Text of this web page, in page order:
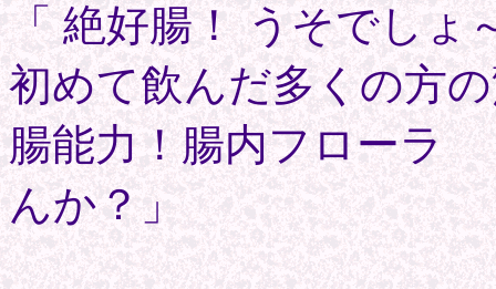
「 絶好腸！ うそでし
初めて飲んだ多くの方
腸能力！腸内フローラ
んか？」